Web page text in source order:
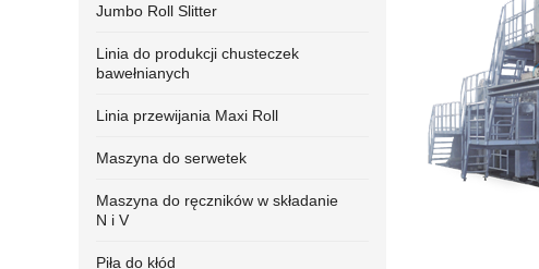
Jumbo Roll Slitter
Linia do produkcji chusteczek
bawełnianych
Linia przewijania Maxi Roll
Maszyna do serwetek
Maszyna do ręczników w składanie
N i V
Piła do kłód